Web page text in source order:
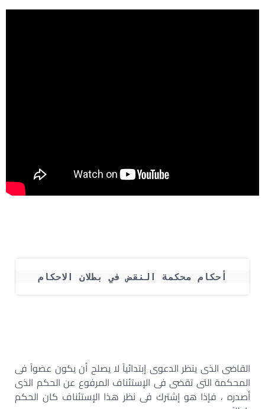
أحكام محكمة النقض في بطلان الاحكام
القاضى الذى ينظر الدعوى إبتدائياً لا يصلح أن يكون عضواً فى
المحكمة التى تقضى فى الإستئناف المرفوع عن الحكم الذى
أصدره ، فإذا هو إشترك فى نظر هذا الإستئناف كان الحكم